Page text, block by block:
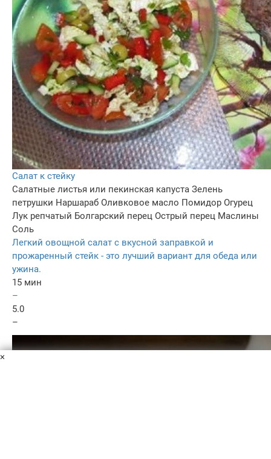
Салат к стейку
Салатные листья или пекинская капуста Зелень
петрушки Наршараб Оливковое масло Помидор Огурец
Лук репчатый Болгарский перец Острый перец Маслины
Соль
Легкий овощной салат с вкусной заправкой и
прожаренный стейк - это лучший вариант для обеда или
ужина.
15 мин
–
5.0
–
×